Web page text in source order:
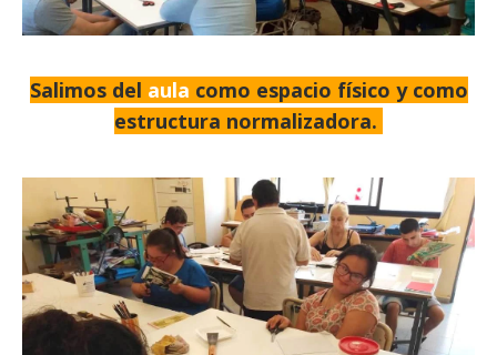
Salimos del aula como espacio físico y como
estructura normalizadora.